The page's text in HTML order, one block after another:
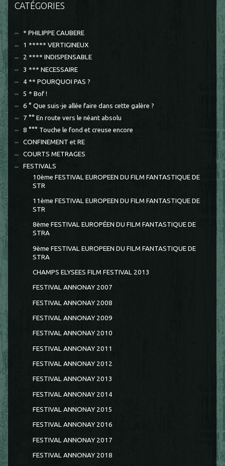
CATÉGORIES
* PHILIPPE CAUBERE
1 ***** VERTIGINEUX
2 **** INDISPENSABLE
3 *** NECESSAIRE
4 ** POURQUOI PAS ?
5 * Bof !
6 ° Que suis-je allée faire dans cette galère ?
7 °° En route vers le néant absolu
8 °°° Touche le fond et creuse encore
CONFINEMENT et RE
COURTS METRAGES
FESTIVALS
10ème FESTIVAL EUROPEEN DU FILM FANTASTIQUE DE
STR
11ème FESTIVAL EUROPEEN DU FILM FANTASTIQUE DE
STR
8ème FESTIVAL EUROPÉEN DU FILM FANTASTIQUE DE
STRA
9ème FESTIVAL EUROPEEN DU FILM FANTASTIQUE DE
STRA
CHAMPS ELYSEES FILM FESTIVAL 2013
FESTIVAL ANNONAY 2007
FESTIVAL ANNONAY 2008
FESTIVAL ANNONAY 2009
FESTIVAL ANNONAY 2010
FESTIVAL ANNONAY 2011
FESTIVAL ANNONAY 2012
FESTIVAL ANNONAY 2013
FESTIVAL ANNONAY 2014
FESTIVAL ANNONAY 2015
FESTIVAL ANNONAY 2016
FESTIVAL ANNONAY 2017
FESTIVAL ANNONAY 2018